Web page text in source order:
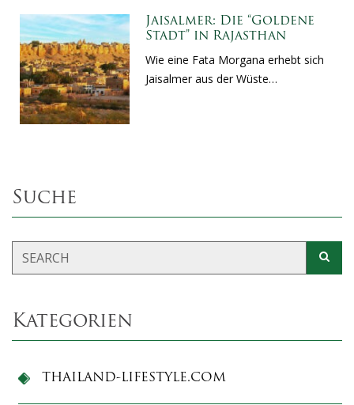
Jaisalmer: Die “Goldene
Stadt” in Rajasthan
Wie eine Fata Morgana erhebt sich
Jaisalmer aus der Wüste…
Suche
Kategorien
THAILAND-LIFESTYLE.COM